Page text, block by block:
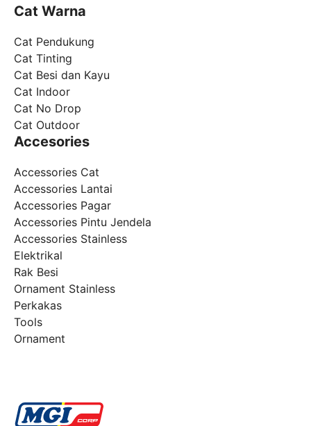
Cat Warna
Cat Pendukung
Cat Tinting
Cat Besi dan Kayu
Cat Indoor
Cat No Drop
Cat Outdoor
Accesories
Accessories Cat
Accessories Lantai
Accessories Pagar
Accessories Pintu Jendela
Accessories Stainless
Elektrikal
Rak Besi
Ornament Stainless
Perkakas
Tools
Ornament